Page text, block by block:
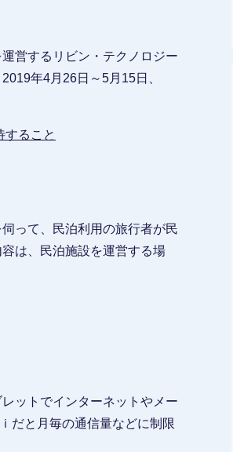
営するリビン・テクノロジー
年4月26日～5月15日、
すること
って、民泊利用の旅行者が民
は、民泊施設を運営する場
ットでインターネットやメー
だと月毎の通信量などに制限